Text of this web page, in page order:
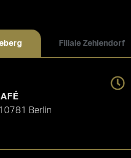
Filiale Zehlendorf
Berlin